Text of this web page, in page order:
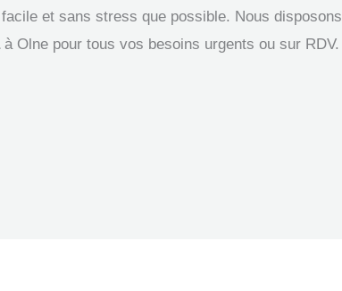
et sans stress que possible. Nous disposons
à Olne pour tous vos besoins urgents ou sur RDV.